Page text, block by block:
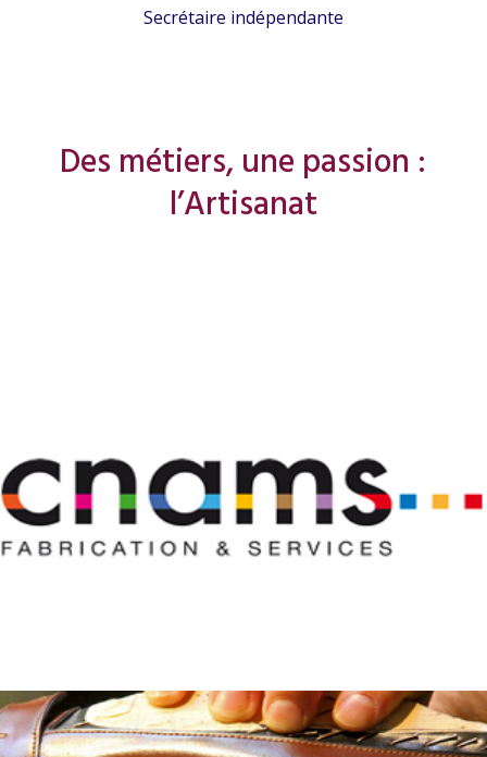
Secrétaire indépendante
Des métiers, une passion :
l’Artisanat